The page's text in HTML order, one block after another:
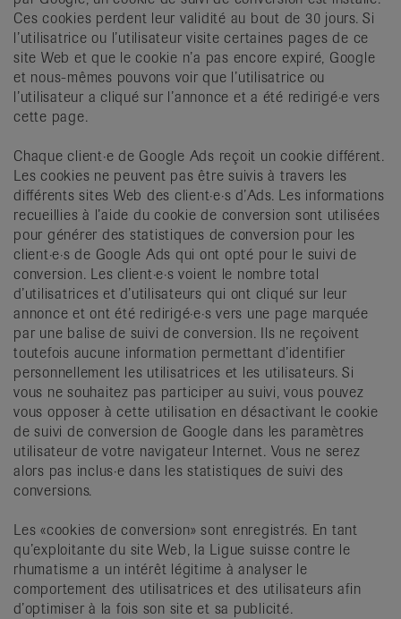
Ces cookies perdent leur validité au bout de 30 jours. Si
l’utilisatrice ou l’utilisateur visite certaines pages de ce
site Web et que le cookie n’a pas encore expiré, Google
et nous-mêmes pouvons voir que l’utilisatrice ou
l’utilisateur a cliqué sur l’annonce et a été redirigé·e vers
cette page.
Chaque client·e de Google Ads reçoit un cookie différent.
Les cookies ne peuvent pas être suivis à travers les
différents sites Web des client·e·s d’Ads. Les informations
recueillies à l’aide du cookie de conversion sont utilisées
pour générer des statistiques de conversion pour les
client·e·s de Google Ads qui ont opté pour le suivi de
conversion. Les client·e·s voient le nombre total
d’utilisatrices et d’utilisateurs qui ont cliqué sur leur
annonce et ont été redirigé·e·s vers une page marquée
par une balise de suivi de conversion. Ils ne reçoivent
toutefois aucune information permettant d’identifier
personnellement les utilisatrices et les utilisateurs. Si
vous ne souhaitez pas participer au suivi, vous pouvez
vous opposer à cette utilisation en désactivant le cookie
de suivi de conversion de Google dans les paramètres
utilisateur de votre navigateur Internet. Vous ne serez
alors pas inclus·e dans les statistiques de suivi des
conversions.
Les «cookies de conversion» sont enregistrés. En tant
qu’exploitante du site Web, la Ligue suisse contre le
rhumatisme a un intérêt légitime à analyser le
comportement des utilisatrices et des utilisateurs afin
d’optimiser à la fois son site et sa publicité.